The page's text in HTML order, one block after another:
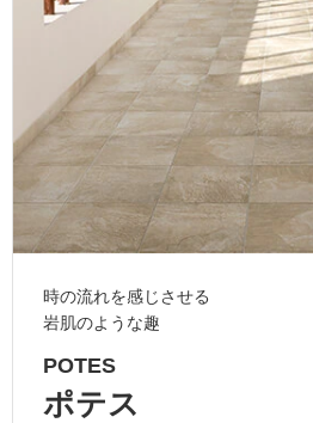
ロートアイアン 天
メンテナンス・ 施工材 新
お役立ち情報 住
ア
ミラタップチャンネル
オ
時の流れを感じさせる
岩肌のような趣
POTES
ポテス